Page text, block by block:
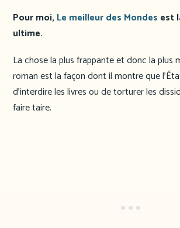
Pour moi, Le meilleur des Mondes est
ultime.
La chose la plus frappante et donc la plus
roman est la façon dont il montre que
d’interdire les livres ou de torturer les
faire taire.